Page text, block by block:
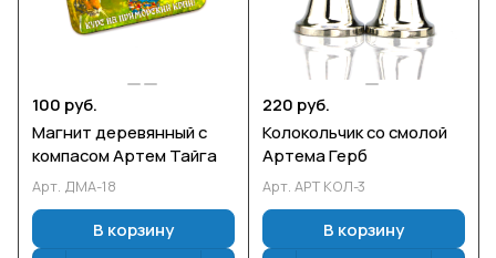
100 руб.
Магнит деревянный с
компасом Артем Тайга
Арт. ДМА-18
В корзину
220 руб.
Колокольчик со смолой
Артема Герб
Арт. АРТ КОЛ-3
В корзину